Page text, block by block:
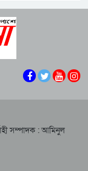
এমপি গাজী
আরও দুই শিশুর মৃত্যু
হাসিনাসহ ৪১ জনের
১১ দল এখন ৯ দলে
আলোচনায় এক
অভিযোগ
সম্পাদক : আমিনুল